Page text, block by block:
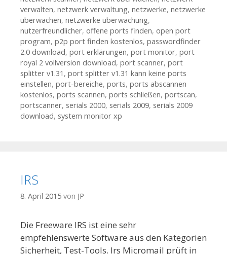
verwalten, netzwerk verwaltung, netzwerke, netzwerke
überwachen, netzwerke überwachung,
nutzerfreundlicher, offene ports finden, open port
program, p2p port finden kostenlos, passwordfinder
2.0 download, port erklärungen, port monitor, port
royal 2 vollversion download, port scanner, port
splitter v1.31 , port splitter v1.31 kann keine ports
einstellen, port-bereiche, ports, ports abscannen
kostenlos, ports scannen, ports schließen, portscan,
portscanner, serials 2000, serials 2009, serials 2009
download, system monitor xp
IRS
8. April 2015 von JP
Die Freeware IRS ist eine sehr
empfehlenswerte Software aus den Kategorien
Sicherheit, Test-Tools. Irs Micromail prüft in